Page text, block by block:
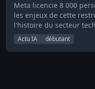
Meta licencie 8 000
les enjeux de cette
l'histoire du secteur
Actu IA débutant